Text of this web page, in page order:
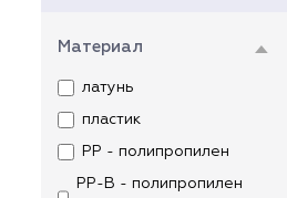
Материал
латунь
пластик
PP - полипропилен
PP-B - полипропилен